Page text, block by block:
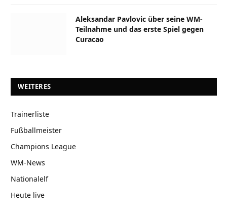
Aleksandar Pavlovic über seine WM-
Teilnahme und das erste Spiel gegen
Curacao
WEITERES
Trainerliste
Fußballmeister
Champions League
WM-News
Nationalelf
Heute live